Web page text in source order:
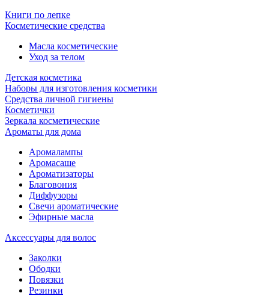
Книги по лепке
Косметические средства
Масла косметические
Уход за телом
Детская косметика
Наборы для изготовления косметики
Средства личной гигиены
Косметички
Зеркала косметические
Ароматы для дома
Аромалампы
Аромасаше
Ароматизаторы
Благовония
Диффузоры
Свечи ароматические
Эфирные масла
Аксессуары для волос
Заколки
Ободки
Повязки
Резинки